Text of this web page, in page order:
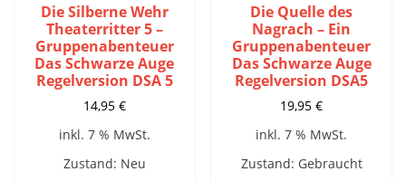
Die Silberne Wehr
Theaterritter 5 –
Gruppenabenteuer
Das Schwarze Auge
Regelversion DSA 5
14,95 €
inkl. 7 % MwSt.
Zustand: Neu
Die Quelle des
Nagrach – Ein
Gruppenabenteuer
Das Schwarze Auge
Regelversion DSA5
19,95€
inkl. 7 % MwSt.
Zustand: Gebraucht